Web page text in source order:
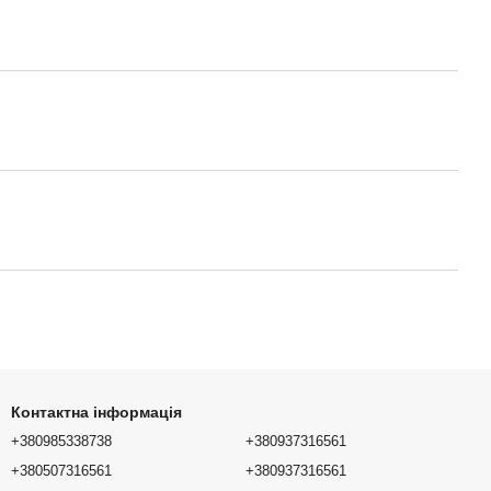
Контактна інформація
+380985338738
+380507316561
+380937316561
+380937316561